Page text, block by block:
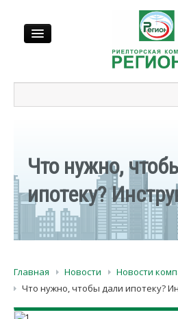
Выкуп
Регионы
Контакты
Что нужно,
ипотеку?
Главная Новости
Новости
Что нужно, чтобы дали ипотеку?